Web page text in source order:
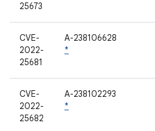
25673
CVE-
2022-
25681
A-238106628
*
CVE-
2022-
25682
A-238102293
*